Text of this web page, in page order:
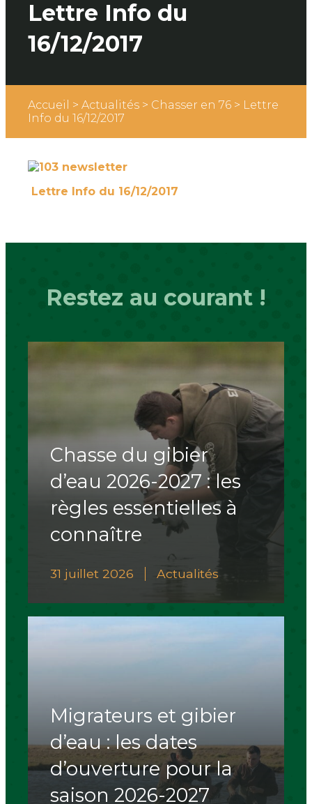
Lettre Info du
16/12/2017
Accueil > Actualités > Chasser en 76 > Lettre
Info du 16/12/2017
Lettre Info du 16/12/2017
Restez au courant !
Chasse du gibier
d’eau 2026-2027 : les
règles essentielles à
connaître
31 juillet 2026 Actualités
Migrateurs et gibier
d’eau : les dates
d’ouverture pour la
saison 2026-2027